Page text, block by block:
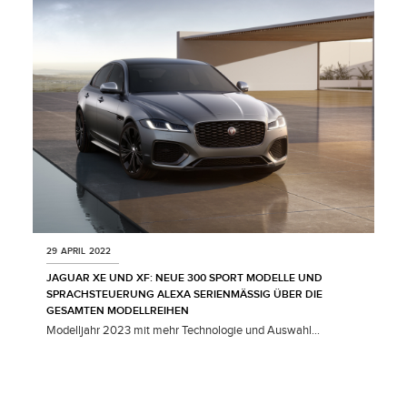
SHARE
29 APRIL 2022
JAGUAR XE UND XF: NEUE 300 SPORT MODELLE UND
SPRACHSTEUERUNG ALEXA SERIENMÄSSIG ÜBER DIE G
ESAMTEN MODELLREIHEN
Modelljahr 2023 mit mehr Technologie und Auswahl...